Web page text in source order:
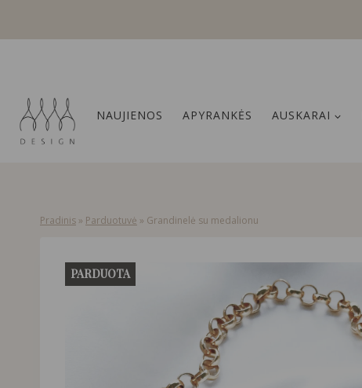
content
NAUJIENOS APYRANKĖS AUSKARAI
Pradinis » Parduotuvė » Grandinelė su medalionu
PARDUOTA